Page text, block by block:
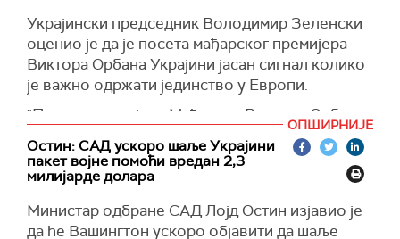
кретања непријатеља. Пре годину дана смо
спровели обуку, испоставило се да није било
узалудно", истакао је Лукашенко на свечаном
скупу поводом Дана независности
Поред тога, додао је, ваздухопловне снаге и
снаге ПВО и Белорусије и Русије су у стању
високе борбене готовости.
"Ракетни системи Полонез и Искандер су
доведени на позицију. Без црвених линија
ударајте свим врстама оружја", поручио је
Украјински председник Володимир Зеленски
оценио је да је посета мађарског премијера
Виктора Орбана Украјини јасан сигнал колико
је важно одржати јединство у Европи.
"Посета премијера Мађарске Виктора Орбана
Украјини је прва после много година и током
целог рата. И што је битно, то је одмах након
почетка председавања Мађарске ЕУ. Јасан
останемо уједињени у заједничким корацима",
ОПШИРНИЈЕ
Остин: САД ускоро шаље Украјини
пакет војне помоћи вредан 2,3
милијарде долара
Министар одбране САД Лојд Остин изјавио је
да ће Вашингтон ускоро објавити да шаље